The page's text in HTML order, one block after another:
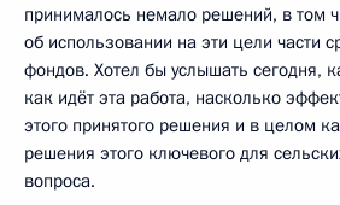
принималось немало решений, в том
об использовании на эти цели части
фондов. Хотел бы услышать сегодня,
как идёт эта работа, насколько
этого принятого решения и в целом
решения этого ключевого для
вопроса.